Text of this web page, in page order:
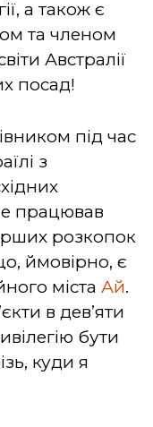
а також є
та членом
Австралії
посад!
під час
з
працював
розкопок
ймовірно, є
міста Ай.
в дев’яти
бути
куди я